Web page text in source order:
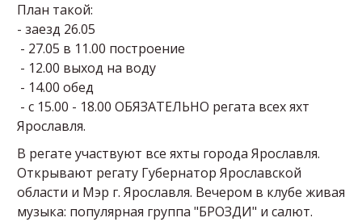
План такой:
- заезд 26.05
- 27.05 в 11.00 построение
- 12.00 выход на воду
- 14.00 обед
- с 15.00 - 18.00 ОБЯЗАТЕЛЬНО регата всех яхт
Ярославля.
В регате участвуют все яхты города Ярославля.
Открывают регату Губернатор Ярославской
области и Мэр г. Ярославля. Вечером в клубе живая
музыка: популярная группа "БРОЗДИ" и салют.